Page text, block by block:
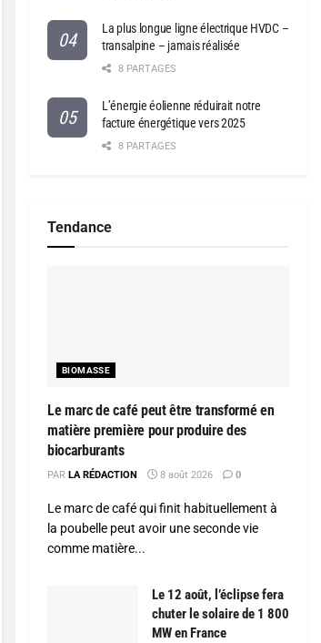
La plus longue ligne électrique HVDC –
transalpine – jamais réalisée
8 PARTAGES
L’énergie éolienne réduirait notre
facture énergétique vers 2025
8 PARTAGES
Tendance
BIOMASSE
Le marc de café peut être transformé en
matière première pour produire des
biocarburants
PAR LA RÉDACTION 8 août 2026 0
Le marc de café qui finit habituellement à
la poubelle peut avoir une seconde vie
comme matière...
Le 12 août, l’éclipse fera
chuter le solaire de 1 800
MW en France